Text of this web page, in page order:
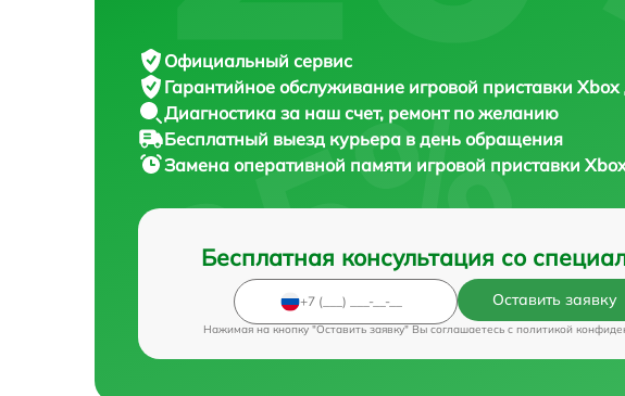
Официальный сервис
Гарантийное обслуживание игровой приставки Xbox
Диагностика за наш счет, ремонт по желанию
Бесплатный выезд курьера в день обращения
Замена оперативной памяти игровой приставки
Бесплатная консультация со
Оставить заявку
Нажимая на кнопку "Оставить заявку" Вы соглашаетесь c политикой